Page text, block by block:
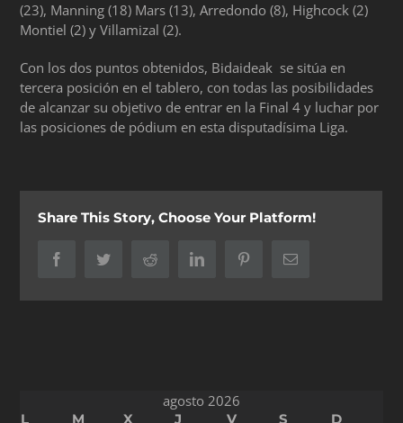
(23), Manning (18) Mars (13), Arredondo (8), Highcock (2)
Montiel (2) y Villamizal (2).
Con los dos puntos obtenidos, Bidaideak se sitúa en
tercera posición en el tablero, con todas las posibilidades
de alcanzar su objetivo de entrar en la Final 4 y luchar por
las posiciones de pódium en esta disputadísima Liga.
Share This Story, Choose Your Platform!
FacebookTwitter Reddit LinkedIn PinterestCorreo
agosto 2026
L M X J V S D